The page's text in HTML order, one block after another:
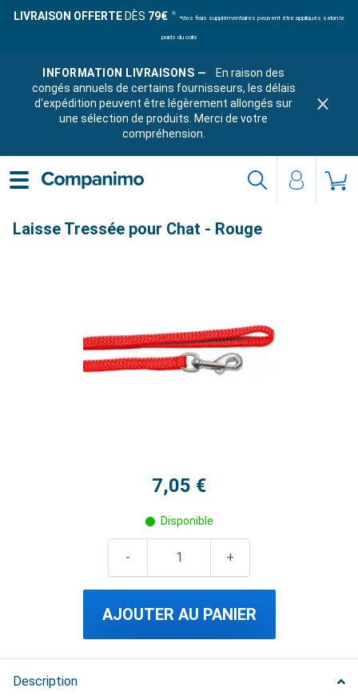
LIVRAISON OFFERTE DÈS 79€ *des frais supplémentaires peuvent être appliqués selon le
poids du colis
INFORMATION LIVRAISONS —
En raison des
congés annuels de certains fournisseurs, les délais
d'expédition peuvent être légèrement allongés sur
une sélection de produits. Merci de votre
compréhension.
Laisse Tressée pour Chat - Rouge
7,05 €
Disponible
AJOUTER AU PANIER
Description